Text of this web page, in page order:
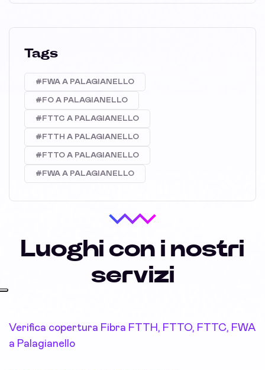
Tags
#FWA A PALAGIANELLO
#FO A PALAGIANELLO
#FTTC A PALAGIANELLO
#FTTH A PALAGIANELLO
#FTTO A PALAGIANELLO
#FWA A PALAGIANELLO
Luoghi con i nostri
servizi
Verifica copertura Fibra FTTH, FTTO, FTTC, FWA
a Palagianello